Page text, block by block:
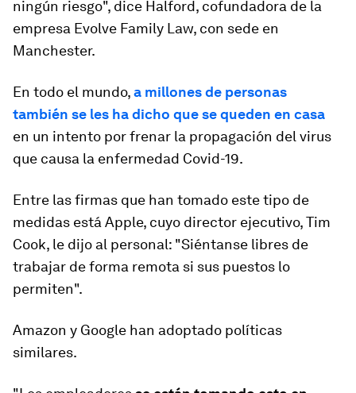
ningún riesgo", dice Halford, cofundadora de la
empresa Evolve Family Law, con sede en
Manchester.
En todo el mundo,a millones de personas
también se les ha dicho que se queden en casa
en un intento por frenar la propagación del virus
que causa la enfermedad Covid-19.
Entre las firmas que han tomado este tipo de
medidas está Apple, cuyo director ejecutivo, Tim
Cook, le dijo al personal: "Siéntanse libres de
trabajar de forma remota si sus puestos lo
permiten".
Amazon y Google han adoptado políticas
similares.